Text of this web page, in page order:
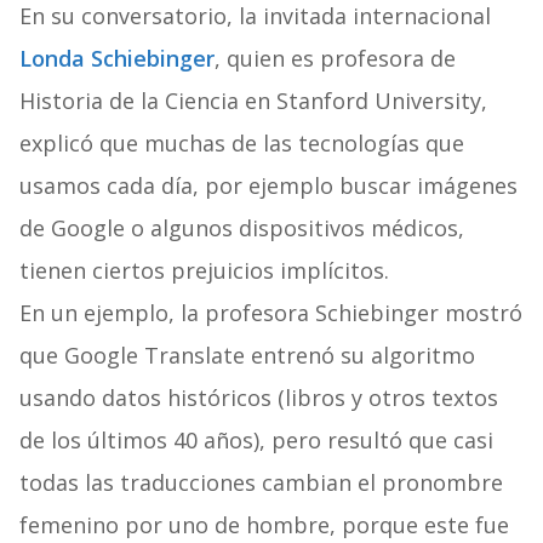
En su conversatorio, la invitada internacional
Londa Schiebinger, quien es profesora de
Historia de la Ciencia en Stanford University,
explicó que muchas de las tecnologías que
usamos cada día, por ejemplo buscar imágenes
de Google o algunos dispositivos médicos,
tienen ciertos prejuicios implícitos.
En un ejemplo, la profesora Schiebinger mostró
que Google Translate entrenó su algoritmo
usando datos históricos (libros y otros textos
de los últimos 40 años), pero resultó que casi
todas las traducciones cambian el pronombre
femenino por uno de hombre, porque este fue